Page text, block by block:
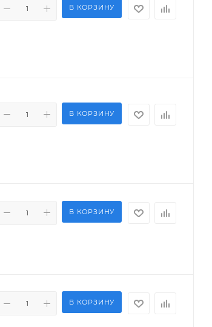
В КОРЗИНУ
В КОРЗИНУ
В КОРЗИНУ
В КОРЗИНУ